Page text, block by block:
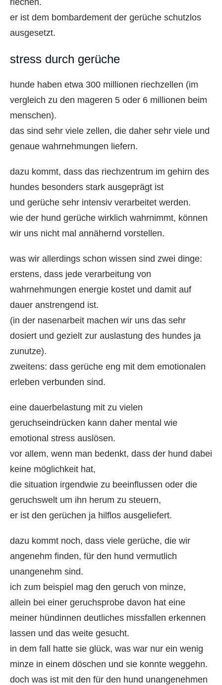
er ist dem bombardement der gerüche schutzlos
ausgesetzt.
stress durch gerüche
hunde haben etwa 300 millionen riechzellen (im
vergleich zu den mageren 5 oder 6 millionen beim
menschen).
das sind sehr viele zellen, die daher sehr viele und
genaue wahrnehmungen liefern.
dazu kommt, dass das riechzentrum im gehirn des
hundes besonders stark ausgeprägt ist
und gerüche sehr intensiv verarbeitet werden.
wie der hund gerüche wirklich wahrnimmt, können
wir uns nicht mal annähernd vorstellen.
was wir allerdings schon wissen sind zwei dinge:
erstens, dass jede verarbeitung von
wahrnehmungen energie kostet und damit auf
dauer anstrengend ist.
(in der nasenarbeit machen wir uns das sehr
dosiert und gezielt zur auslastung des hundes ja
zunutze).
zweitens: dass gerüche eng mit dem emotionalen
erleben verbunden sind.
eine dauerbelastung mit zu vielen
geruchseindrücken kann daher mental wie
emotional stress auslösen.
vor allem, wenn man bedenkt, dass der hund dabei
keine möglichkeit hat,
die situation irgendwie zu beeinflussen oder die
geruchswelt um ihn herum zu steuern,
er ist den gerüchen ja hilflos ausgeliefert.
dazu kommt noch, dass viele gerüche, die wir
angenehm finden, für den hund vermutlich
unangenehm sind.
ich zum beispiel mag den geruch von minze,
allein bei einer geruchsprobe davon hat eine
meiner hündinnen deutliches missfallen erkennen
lassen und das weite gesucht.
in dem fall hatte sie glück, was war nur ein wenig
minze in einem döschen und sie konnte weggehn.
doch was ist mit den für den hund unangenehmen